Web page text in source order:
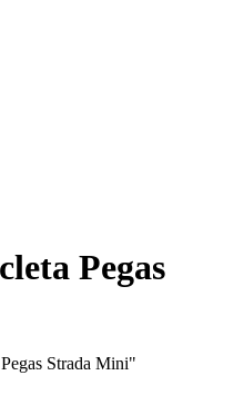
Pegas
Strada Mini"